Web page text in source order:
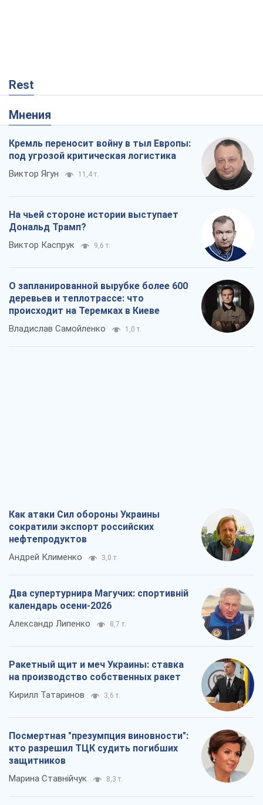
Rest
Мнения
Кремль переносит войну в тыл Европы:
под угрозой критическая логистика
Виктор Ягун 11,4 т.
На чьей стороне истории выступает
Дональд Трамп?
Виктор Каспрук 9,6 т.
О запланированной вырубке более 600
деревьев и теплотрассе: что
происходит на Теремках в Киеве
Владислав Самойленко 1,0 т.
Как атаки Сил обороны Украины
сократили экспорт российских
нефтепродуктов
Андрей Клименко 3,0 т.
Два супертурнира Магучих: спортивній
календарь осени-2026
Александр Липенко 8,7 т.
Ракетный щит и меч Украины: ставка
на производство собственных ракет
Кирилл Татаринов 3,6 т.
Посмертная "презумпция виновности":
кто разрешил ТЦК судить погибших
защитников
Марина Ставнійчук 8,3 т.